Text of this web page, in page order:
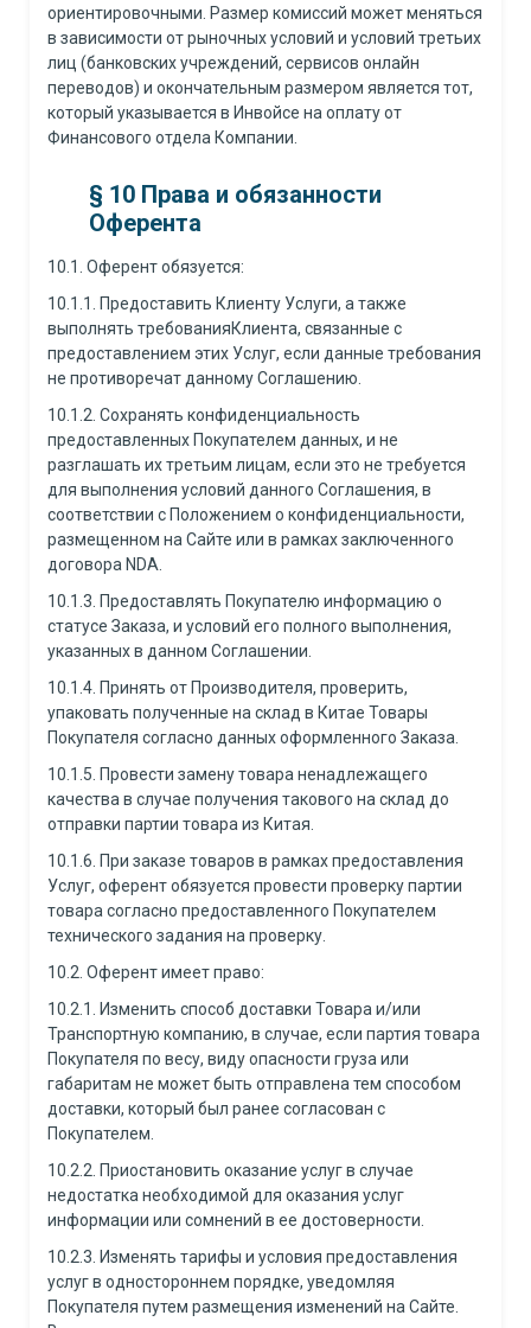
ориентировочными. Размер комиссий может меняться
в зависимости от рыночных условий и условий третьих
лиц (банковских учреждений, сервисов онлайн
переводов) и окончательным размером является тот,
который указывается в Инвойсе на оплату от
Финансового отдела Компании.
§ 10 Права и обязанности
Оферента
10.1. Оферент обязуется:
10.1.1. Предоставить Клиенту Услуги, а также
выполнять требованияКлиента, связанные с
предоставлением этих Услуг, если данные требования
не противоречат данному Соглашению.
10.1.2. Сохранять конфиденциальность
предоставленных Покупателем данных, и не
разглашать их третьим лицам, если это не требуется
для выполнения условий данного Соглашения, в
соответствии с Положением о конфиденциальности,
размещенном на Сайте или в рамках заключенного
договора NDA.
10.1.3. Предоставлять Покупателю информацию о
статусе Заказа, и условий его полного выполнения,
указанных в данном Соглашении.
10.1.4. Принять от Производителя, проверить,
упаковать полученные на склад в Китае Товары
Покупателя согласно данных оформленного Заказа.
10.1.5. Провести замену товара ненадлежащего
качества в случае получения такового на склад до
отправки партии товара из Китая.
10.1.6. При заказе товаров в рамках предоставления
Услуг, оферент обязуется провести проверку партии
товара согласно предоставленного Покупателем
технического задания на проверку.
10.2. Оферент имеет право:
10.2.1. Изменить способ доставки Товара и/или
Транспортную компанию, в случае, если партия товара
Покупателя по весу, виду опасности груза или
габаритам не может быть отправлена тем способом
доставки, который был ранее согласован с
Покупателем.
10.2.2. Приостановить оказание услуг в случае
недостатка необходимой для оказания услуг
информации или сомнений в ее достоверности.
10.2.3. Изменять тарифы и условия предоставления
услуг в одностороннем порядке, уведомляя
Покупателя путем размещения изменений на Сайте.